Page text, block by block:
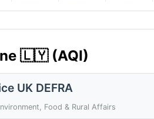
🇱🇾 (AQI)
UK DEFRA
Food & Rural Affairs